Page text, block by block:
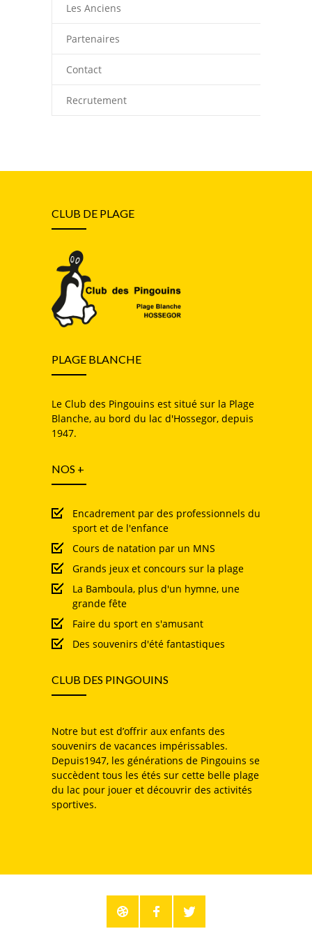
Les Anciens
Partenaires
Contact
Recrutement
CLUB DE PLAGE
PLAGE BLANCHE
Le Club des Pingouins est situé sur la Plage
Blanche, au bord du lac d'Hossegor, depuis
1947.
NOS +
Encadrement par des professionnels du
sport et de l'enfance
Cours de natation par un MNS
Grands jeux et concours sur la plage
La Bamboula, plus d'un hymne, une
grande fête
Faire du sport en s'amusant
Des souvenirs d'été fantastiques
CLUB DES PINGOUINS
Notre but est d’offrir aux enfants des
souvenirs de vacances impérissables.
Depuis1947, les générations de Pingouins se
succèdent tous les étés sur cette belle plage
du lac pour jouer et découvrir des activités
sportives.